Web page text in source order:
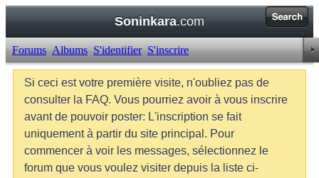
Soninkara.com
Forums Albums S'identifier S'inscrire
Si ceci est votre première visite, n'oubliez pas de
consulter la FAQ. Vous pourriez avoir à vous inscrire
avant de pouvoir poster: L'inscription se fait
uniquement à partir du site principal. Pour
commencer à voir les messages, sélectionnez le
forum que vous voulez visiter depuis la liste ci-